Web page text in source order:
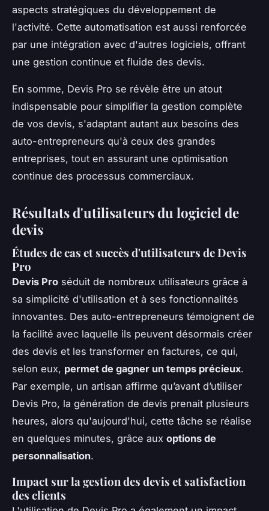
aspects stratégiques du développement de
l'activité. Cette automatisation est aussi renforcée
par une intégration avec d'autres logiciels, offrant
une gestion continue et fluide des devis.
En somme, Devis Pro se révèle être un atout
indispensable pour simplifier la gestion complète
de vos devis, s'adaptant autant aux besoins des
auto-entrepreneurs qu'à ceux des grandes
entreprises, tout en assurant une optimisation
continue des processus commerciaux.
Résultats d'utilisateurs du logiciel de
devis
Études de cas et succès d'utilisateurs de Devis
Pro
Devis Pro séduit de nombreux utilisateurs grâce à
sa simplicité d'utilisation et à ses fonctionnalités
innovantes. Des auto-entrepreneurs témoignent de
la facilité avec laquelle ils peuvent désormais créer
des devis et les transformer en factures, ce qui,
selon eux, permet de gagner un temps précieux.
Par exemple, un artisan affirme qu’avant d’utiliser
Devis Pro, la génération de devis prenait plusieurs
heures, alors qu'aujourd'hui, cette tâche se réalise
en quelques minutes, grâce aux options de
personnalisation.
Impact sur la gestion des devis et satisfaction
des clients